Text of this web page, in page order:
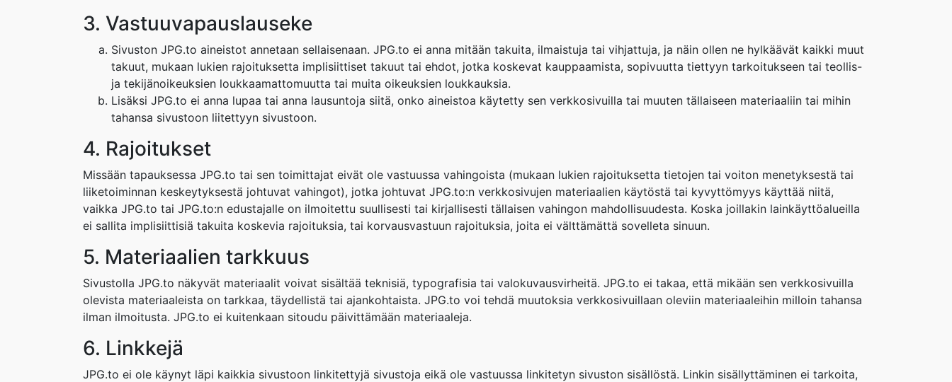
3. Vastuuvapauslauseke
Sivuston JPG.to aineistot annetaan sellaisenaan. JPG.to ei anna mitään takuita, ilmaistuja tai vihjattuja, ja näin ollen ne hylkäävät kaikki muut
takuut, mukaan lukien rajoituksetta implisiittiset takuut tai ehdot, jotka koskevat kauppaamista, sopivuutta tiettyyn tarkoitukseen tai teollis-
ja tekijänoikeuksien loukkaamattomuutta tai muita oikeuksien loukkauksia.
Lisäksi JPG.to ei anna lupaa tai anna lausuntoja siitä, onko aineistoa käytetty sen verkkosivuilla tai muuten tällaiseen materiaaliin tai mihin
tahansa sivustoon liitettyyn sivustoon.
4. Rajoitukset
Missään tapauksessa JPG.to tai sen toimittajat eivät ole vastuussa vahingoista (mukaan lukien rajoituksetta tietojen tai voiton menetyksestä tai
liiketoiminnan keskeytyksestä johtuvat vahingot), jotka johtuvat JPG.to:n verkkosivujen materiaalien käytöstä tai kyvyttömyys käyttää niitä,
vaikka JPG.to tai JPG.to:n edustajalle on ilmoitettu suullisesti tai kirjallisesti tällaisen vahingon mahdollisuudesta. Koska joillakin lainkäyttöalueilla
ei sallita implisiittisiä takuita koskevia rajoituksia, tai korvausvastuun rajoituksia, joita ei välttämättä sovelleta sinuun.
5. Materiaalien tarkkuus
Sivustolla JPG.to näkyvät materiaalit voivat sisältää teknisiä, typografisia tai valokuvausvirheitä. JPG.to ei takaa, että mikään sen verkkosivuilla
olevista materiaaleista on tarkkaa, täydellistä tai ajankohtaista. JPG.to voi tehdä muutoksia verkkosivuillaan oleviin materiaaleihin milloin tahansa
ilman ilmoitusta. JPG.to ei kuitenkaan sitoudu päivittämään materiaaleja.
6. Linkkejä
JPG.to ei ole käynyt läpi kaikkia sivustoon linkitettyjä sivustoja eikä ole vastuussa linkitetyn sivuston sisällöstä. Linkin sisällyttäminen ei tarkoita,